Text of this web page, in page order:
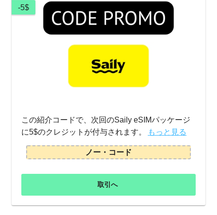
-5$
この紹介コードで、次回のSaily eSIMパッケージ
に5$のクレジットが付与されます。
もっと見る
ノー・コード
取引へ